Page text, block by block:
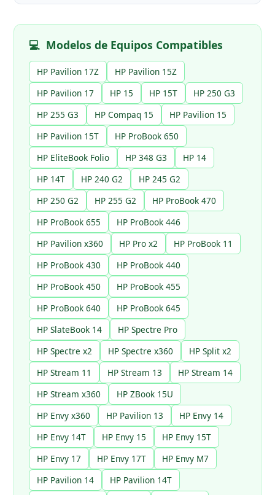
💻 Modelos de Equipos Compatibles
HP Pavilion 17Z
HP Pavilion 15Z
HP Pavilion 17
HP 15 HP 15T
HP 250 G3
HP 255 G3
HP Compaq 15
HP Pavilion 15
HP Pavilion 15T
HP ProBook 650
HP EliteBook Folio
HP 348 G3
HP 14
HP 14T
HP 240 G2
HP 245 G2
HP 250 G2
HP 255 G2
HP ProBook 470
HP ProBook 655
HP ProBook 446
HP Pavilion x360
HP Pro x2
HP ProBook 11
HP ProBook 430
HP ProBook 440
HP ProBook 450
HP ProBook 455
HP ProBook 640
HP ProBook 645
HP SlateBook 14
HP Spectre Pro
HP Spectre x2
HP Spectre x360
HP Split x2
HP Stream 11
HP Stream 13
HP Stream 14
HP Stream x360
HP ZBook 15U
HP Envy x360
HP Pavilion 13
HP Envy 14
HP Envy 14T
HP Envy 15
HP Envy 15T
HP Envy 17
HP Envy 17T
HP Envy M7
HP Pavilion 14
HP Pavilion 14T